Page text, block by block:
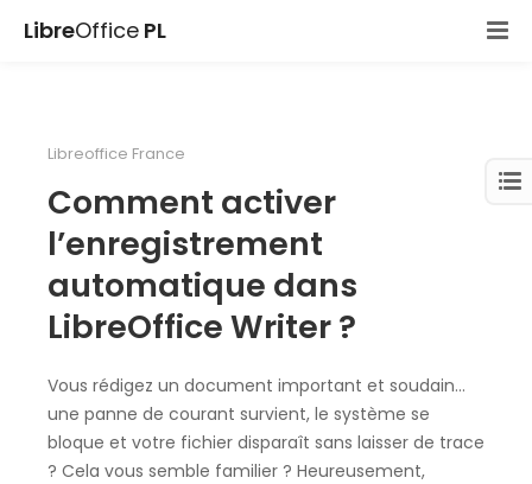
LibreOffice PL
Libreoffice France
Comment activer
l’enregistrement
automatique dans
LibreOffice Writer ?
Vous rédigez un document important et soudain…
une panne de courant survient, le système se
bloque et votre fichier disparaît sans laisser de trace
? Cela vous semble familier ? Heureusement,